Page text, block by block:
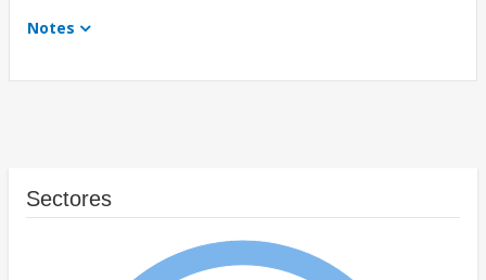
Notes
Sectores